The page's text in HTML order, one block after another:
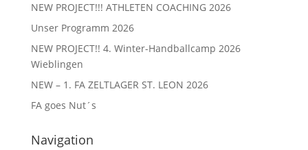
NEW PROJECT!!! ATHLETEN COACHING 2026
Unser Programm 2026
NEW PROJECT!! 4. Winter-Handballcamp 2026
Wieblingen
NEW – 1. FA ZELTLAGER ST. LEON 2026
FA goes Nut´s
Navigation